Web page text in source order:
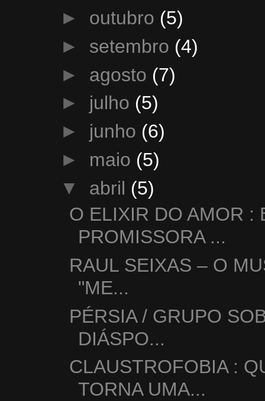
► outubro (5)
► setembro (4)
► agosto (7)
► julho (5)
► junho (6)
► maio (5)
▼ abril (5)
O ELIXIR DO AMOR :
PROMISSORA ...
RAUL SEIXAS – O
"ME...
PÉRSIA / GRUPO
DIÁSPO...
CLAUSTROFOBIA :
TORNA UMA...